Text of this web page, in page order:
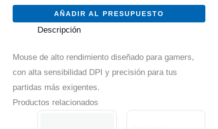
AÑADIR AL PRESUPUESTO
Descripción
Mouse de alto rendimiento diseñado para gamers,
con alta sensibilidad DPI y precisión para tus
partidas más exigentes.
Productos relacionados